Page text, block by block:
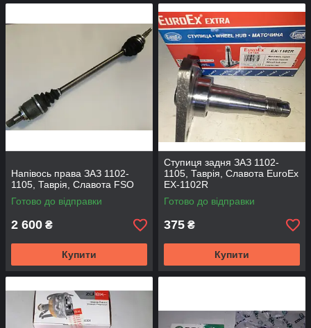
Напівось права ЗАЗ 1102-
1105, Таврія, Славота FSO
Готово до відправки
2 600 ₴
Купити
Ступиця задня ЗАЗ 1102-
1105, Таврія, Славота EuroEx
EX-1102R
Готово до відправки
375 ₴
Купити